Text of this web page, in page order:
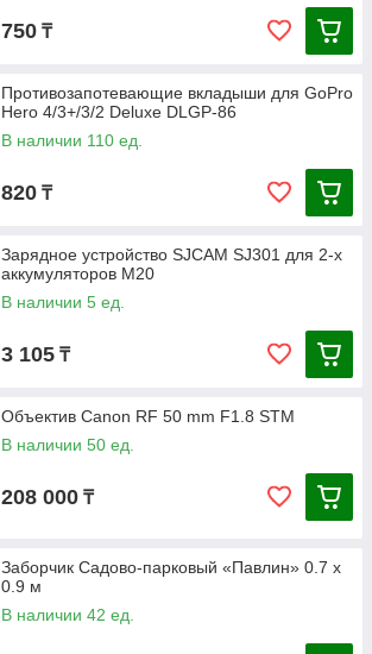
750 ₸
Противозапотевающие вкладыши для GoPro
Hero 4/3+/3/2 Deluxe DLGP-86
В наличии 110 ед.
820 ₸
Зарядное устройство SJCAM SJ301 для 2-х
аккумуляторов M20
В наличии 5 ед.
3 105 ₸
Объектив Canon RF 50 mm F1.8 STM
В наличии 50 ед.
208 000 ₸
Заборчик Садово-парковый «Павлин» 0.7 х
0.9 м
В наличии 42 ед.